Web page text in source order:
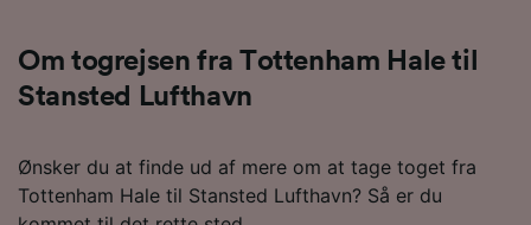
Om togrejsen fra Tottenham Hale til
Stansted Lufthavn
Ønsker du at finde ud af mere om at tage toget fra
Tottenham Hale til Stansted Lufthavn? Så er du